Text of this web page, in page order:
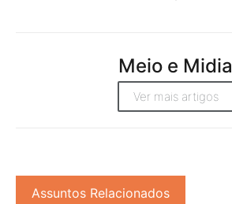
Meio e Midia
Ver mais artigos
Assuntos Relacionados